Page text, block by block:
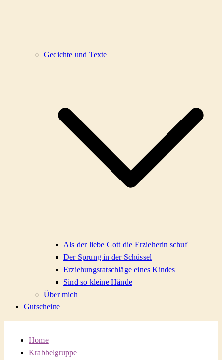
Gedichte und Texte
Als der liebe Gott die Erzieherin schuf
Der Sprung in der Schüssel
Erziehungsratschläge eines Kindes
Sind so kleine Hände
Über mich
Gutscheine
Home
Krabbelgruppe